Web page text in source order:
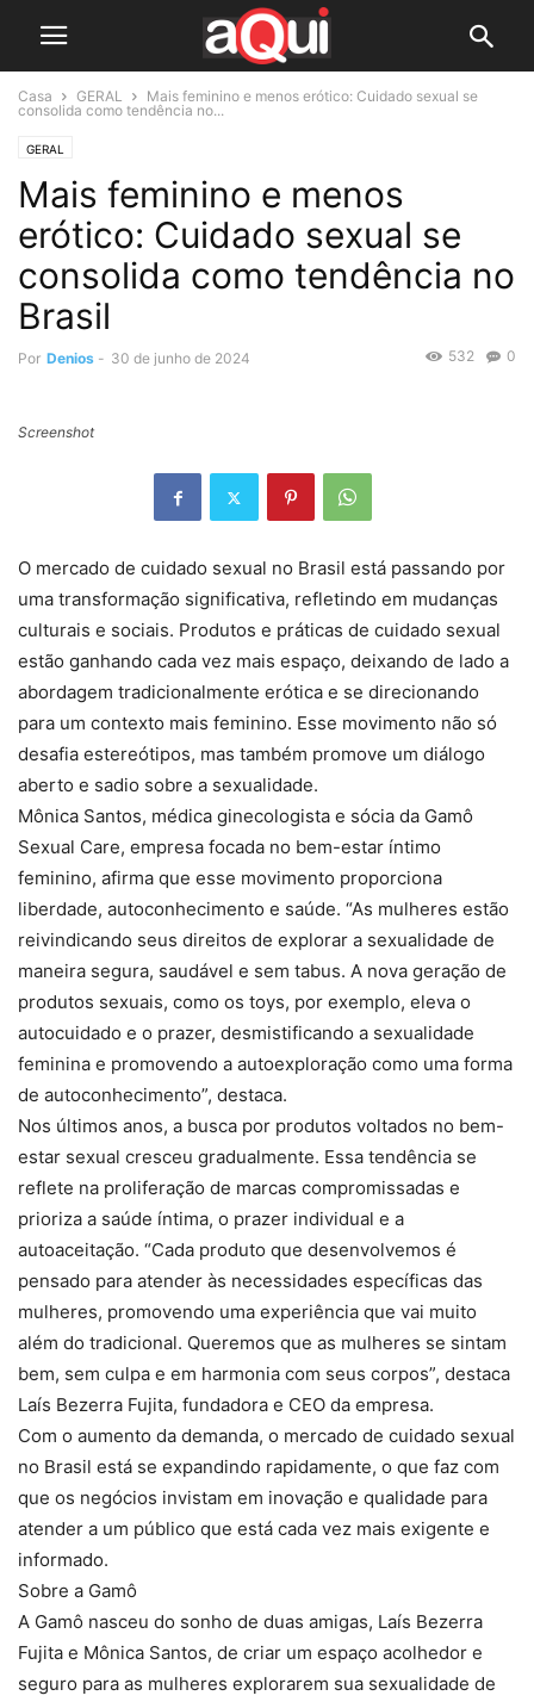
Casa GERAL
Mais feminino e menos erótico: Cuidado sexual se
consolida como tendência no...
GERAL
Mais feminino e menos
erótico: Cuidado sexual se
consolida como tendência no
Brasil
Por Denios - 30 de junho de 2024 0
532
Screenshot
O mercado de cuidado sexual no Brasil está passando por
uma transformação significativa, refletindo em mudanças
culturais e sociais. Produtos e práticas de cuidado sexual
estão ganhando cada vez mais espaço, deixando de lado a
abordagem tradicionalmente erótica e se direcionando
para um contexto mais feminino. Esse movimento não só
desafia estereótipos, mas também promove um diálogo
aberto e sadio sobre a sexualidade.
Mônica Santos, médica ginecologista e sócia da Gamô
Sexual Care, empresa focada no bem-estar íntimo
feminino, afirma que esse movimento proporciona
liberdade, autoconhecimento e saúde. “As mulheres estão
reivindicando seus direitos de explorar a sexualidade de
maneira segura, saudável e sem tabus. A nova geração de
produtos sexuais, como os toys, por exemplo, eleva o
autocuidado e o prazer, desmistificando a sexualidade
feminina e promovendo a autoexploração como uma forma
de autoconhecimento”, destaca.
Nos últimos anos, a busca por produtos voltados no bem-
estar sexual cresceu gradualmente. Essa tendência se
reflete na proliferação de marcas compromissadas e
prioriza a saúde íntima, o prazer individual e a
autoaceitação. “Cada produto que desenvolvemos é
pensado para atender às necessidades específicas das
mulheres, promovendo uma experiência que vai muito
além do tradicional. Queremos que as mulheres se sintam
bem, sem culpa e em harmonia com seus corpos”, destaca
Laís Bezerra Fujita, fundadora e CEO da empresa.
Com o aumento da demanda, o mercado de cuidado sexual
no Brasil está se expandindo rapidamente, o que faz com
que os negócios invistam em inovação e qualidade para
atender a um público que está cada vez mais exigente e
informado.
Sobre a Gamô
A Gamô nasceu do sonho de duas amigas, Laís Bezerra
Fujita e Mônica Santos, de criar um espaço acolhedor e
seguro para as mulheres explorarem sua sexualidade de